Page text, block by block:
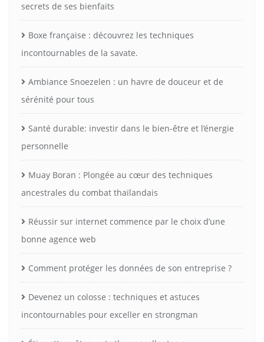
secrets de ses bienfaits
Boxe française : découvrez les techniques
incontournables de la savate.
Ambiance Snoezelen : un havre de douceur et de
sérénité pour tous
Santé durable: investir dans le bien-être et l’énergie
personnelle
Muay Boran : Plongée au cœur des techniques
ancestrales du combat thaïlandais
Réussir sur internet commence par le choix d’une
bonne agence web
Comment protéger les données de son entreprise ?
Devenez un colosse : techniques et astuces
incontournables pour exceller en strongman